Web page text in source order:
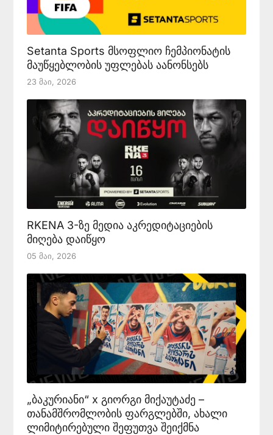
Setanta Sports მსოფლიო ჩემპიონატის
მაუწყებლობის უფლებას აანონსებს
23 Მაი, 2026
RKENA 3-ზე მედია აკრედიტაციების
მიღება დაიწყო
05 Მაი, 2026
„ბაკურიანი“ x გიორგი მიქაუტაძე –
თანამშრომლობის ფარგლებში, ახალი
ლიმიტირებული შეფუთვა შეიქმნა